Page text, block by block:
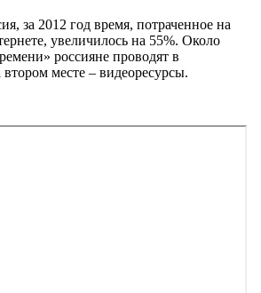
за 2012 год время, потраченное на
увеличилось на 55%. Около
россияне проводят в
месте – видеоресурсы.